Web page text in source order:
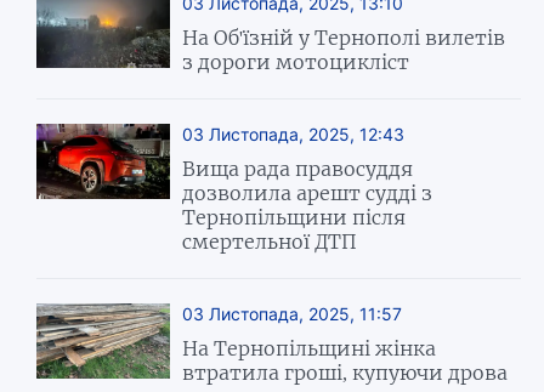
На Об'їзній у Тернополі вилетів
з дороги мотоцикліст
03 Листопада, 2025, 12:43
Вища рада правосуддя
дозволила арешт судді з
Тернопільщини після
смертельної ДТП
03 Листопада, 2025, 11:57
На Тернопільщині жінка
втратила гроші, купуючи дрова